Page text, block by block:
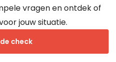
vragen en ontdek of
jouw situatie.
check